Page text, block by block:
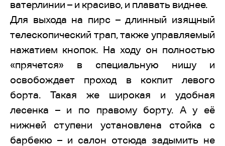
ватерлинии – и красиво, и плавать виднее.
Для выхода на пирс – длинный изящный
телескопический трап, также управляемый
нажатием кнопок. На ходу он полностью
«прячется» в специальную нишу и
освобождает проход в кокпит левого
борта. Такая же широкая и удобная
лесенка – и по правому борту. А у её
нижней ступени установлена стойка с
барбекю – и салон отсюда задымить не